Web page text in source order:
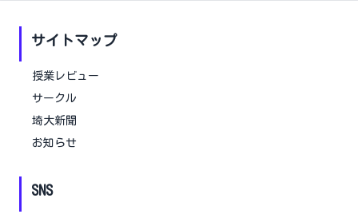
サイトマップ
授業レビュー
サークル
埼大新聞
お知らせ
SNS